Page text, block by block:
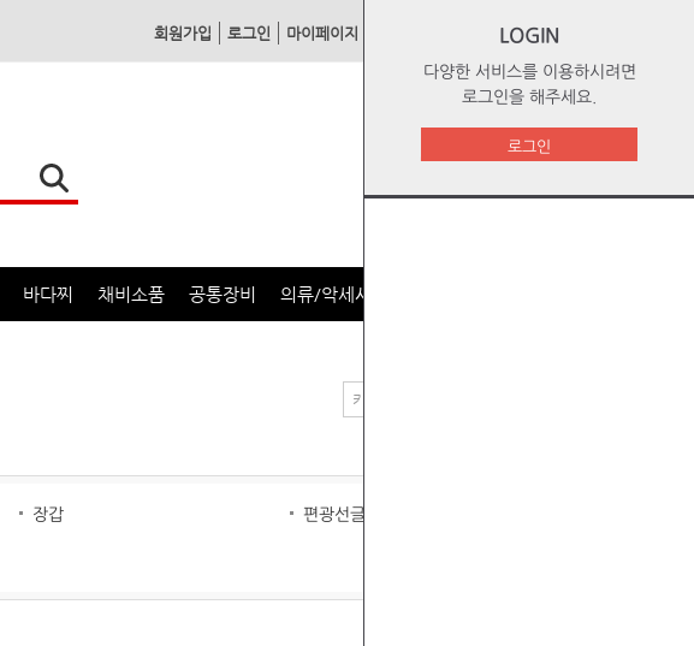
LOGIN
다양한 서비스를 이용하시려면
로그인을 해주세요.
로그인
회원가입 로그인 마이페이지 주문리스트
바다찌 채비소품 공통장비 의류/악세사리
장갑 편광선글라스